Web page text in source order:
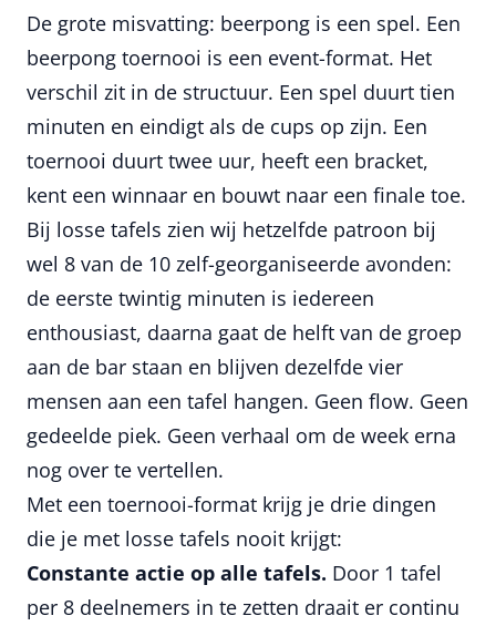
De grote misvatting: beerpong is een spel. Een
beerpong toernooi is een event-format. Het
verschil zit in de structuur. Een spel duurt tien
minuten en eindigt als de cups op zijn. Een
toernooi duurt twee uur, heeft een bracket,
kent een winnaar en bouwt naar een finale toe.
Bij losse tafels zien wij hetzelfde patroon bij
wel 8 van de 10 zelf-georganiseerde avonden:
de eerste twintig minuten is iedereen
enthousiast, daarna gaat de helft van de groep
aan de bar staan en blijven dezelfde vier
mensen aan een tafel hangen. Geen flow. Geen
gedeelde piek. Geen verhaal om de week erna
nog over te vertellen.
Met een toernooi-format krijg je drie dingen
die je met losse tafels nooit krijgt:
Constante actie op alle tafels. Door 1 tafel
per 8 deelnemers in te zetten draait er continu